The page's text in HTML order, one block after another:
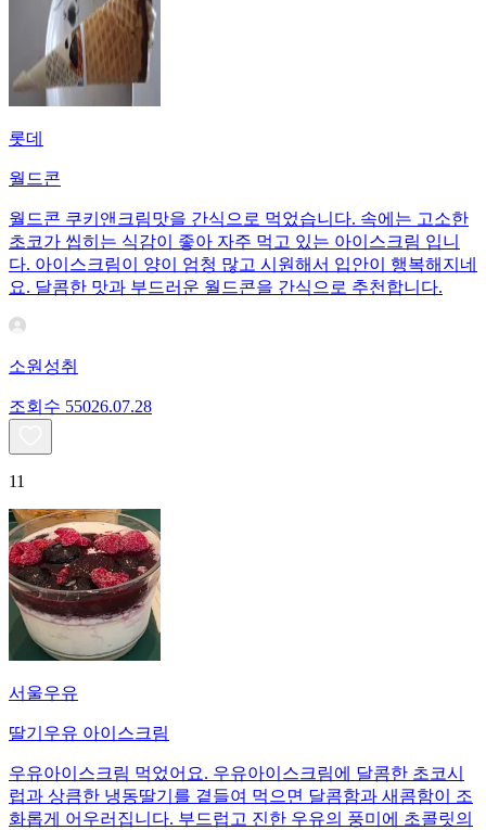
롯데
월드콘
월드콘 쿠키앤크림맛을 간식으로 먹었습니다. 속에는 고소한
초코가 씹히는 식감이 좋아 자주 먹고 있는 아이스크림 입니
다. 아이스크림이 양이 엄청 많고 시원해서 입안이 행복해지네
요. 달콤한 맛과 부드러운 월드콘을 간식으로 추천합니다.
소원성취
조회수 55026.07.28
11
서울우유
딸기우유 아이스크림
우유아이스크림 먹었어요. 우유아이스크림에 달콤한 초코시
럽과 상큼한 냉동딸기를 곁들여 먹으면 달콤함과 새콤함이 조
화롭게 어우러집니다. 부드럽고 진한 우유의 풍미에 초콜릿의